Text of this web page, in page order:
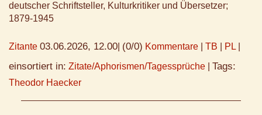
deutscher Schriftsteller, Kulturkritiker und Übersetzer;
1879-1945
Zitante 03.06.2026, 12.00 (0/0) Kommentare TB PL
einsortiert in: Zitate/Aphorismen/Tagessprüche Tags:
Theodor Haecker